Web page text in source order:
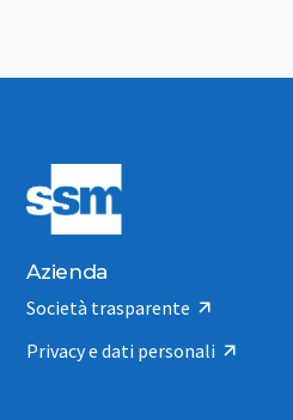
Azienda
Società trasparente
Privacy e dati personali